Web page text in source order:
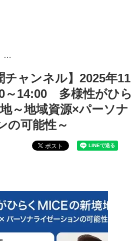
【観光経済新聞チャンネル】2025年11月6日
チャンネル】2025年11
～14:00 多様性がひら
～地域資源×パーソナ
の可能性～
ポスト